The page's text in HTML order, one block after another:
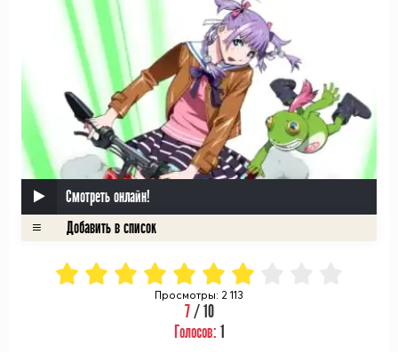
Смотреть онлайн!
Просмотры: 2 113
7/ 10
Голосов: 1